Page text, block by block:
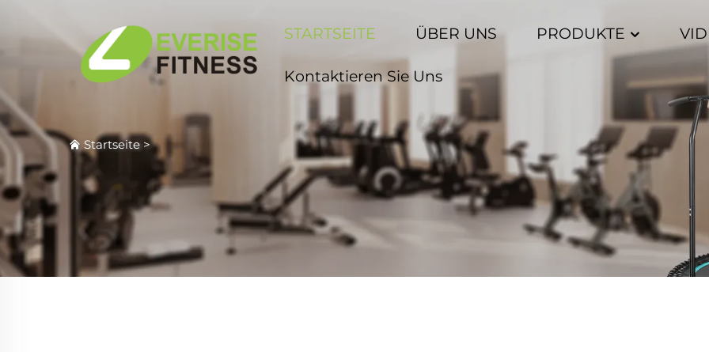
STARTSEITE ÜBER UNS PRODUKTE
Kontaktieren Sie Uns
Startseite >